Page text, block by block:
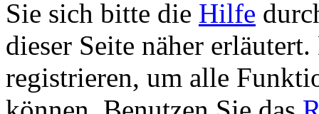
Sie sich bitte die Hilfe
dieser Seite näher
registrieren, um alle